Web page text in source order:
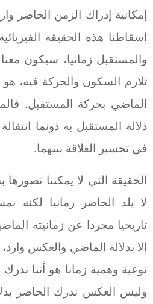
إمكانية إدراك الزمن الحاضر
إسقاطنا هذه الحقيقة
والمستقبل زمانيا، سيكون
تلازم السكون والحركة فيه،
الماضي بحركة المستقبل.
دلالة المستقبل به دونما
في تجسير العلاقة بينهما.
الحقيقة التي لا يمكننا
لا يلد الحاضر زمانيا لكنه
تاريخيا مجردا عن زمانيته
إلا بدلالة الماضي والعكس
نوعية وهمية زمانا هو أننا
وليس العكس ندرك الحاضر